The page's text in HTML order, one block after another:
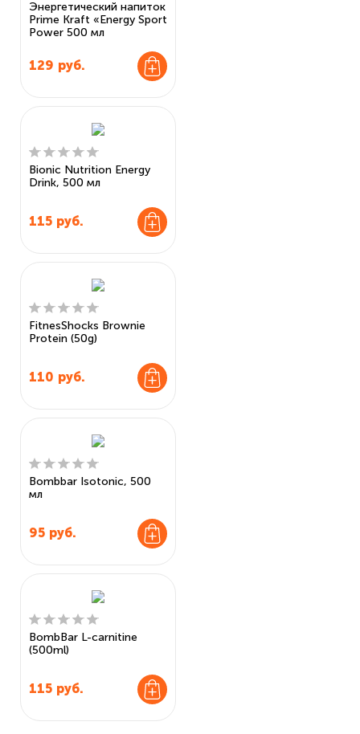
Энергетический напиток
Prime Kraft «Energy Sport
Power 500 мл
129 руб.
Bionic Nutrition Energy
Drink, 500 мл
115 руб.
FitnesShocks Brownie
Protein (50g)
110 руб.
Bombbar Isotonic, 500
мл
95 руб.
BombBar L-carnitine
(500ml)
115 руб.